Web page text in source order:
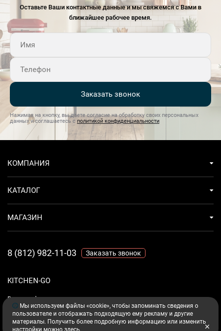
Оставьте Ваши контактные данные и мы свяжемся с Вами в
ближайшее рабочее время.
Заказать звонок
Нажимая на кнопку, вы даете согласие на обработку своих персональных
данных и соглашаетесь с политикой конфиденциальности
KITCHEN-GO
Ваш комфорт - дело техники.
КОМПАНИЯ
КАТАЛОГ
МАГАЗИН
8 (812) 982-11-03 Заказать звонок
Мы используем файлы «cookie», чтобы запоминать сведения о
пользователе и отображать подходящую ему рекламу и другие
материалы. Получить более подробную информацию или изменить
настройки можно здесь.